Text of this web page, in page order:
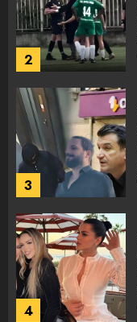
2
3
4